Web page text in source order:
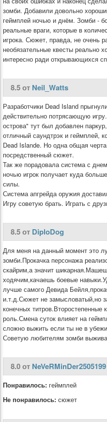
зомби. Добавили довольно
геймплей ночью и днём. Зомби -
реальные враги, которые в
игрока. Сюжет, правда, не очень
необязательные квесты реально
интересно ради открывающихся
8.5 от Neil_Watts
Разработчики Dead Island
действительно потрясающую
острова" тут был добавлен
отличный саундтрэк и геймплей,
Dead Islande. Но одна общая
посредственный сюжет.
Так же порадовала система с
ночью игрок получает куда
силы.
Система апгрейда оружия
Игру советую брать. Играть с
8.5 от DiploDog
Для меня на данный момент это
зомби.Прокачка персонажа
скайрим,а значит
ходячим,качаешь боевые
лучше самого Девида
и.т.д.Сюжет не замысловатый,но
конечных
роль.Смена суток влияет на
сложно выжить если ты не в
Советую любителям зомби
8.0 от NeVeRMinDer2505199
Понравилось: геймплей
Не понравилось: сюжет